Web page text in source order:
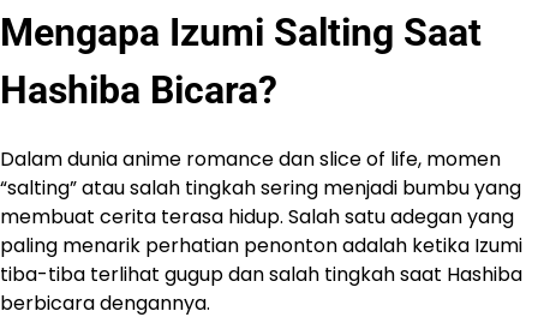
Mengapa Izumi Salting Saat
Hashiba Bicara?
Dalam dunia anime romance dan slice of life, momen
“salting” atau salah tingkah sering menjadi bumbu yang
membuat cerita terasa hidup. Salah satu adegan yang
paling menarik perhatian penonton adalah ketika Izumi
tiba-tiba terlihat gugup dan salah tingkah saat Hashiba
berbicara dengannya.